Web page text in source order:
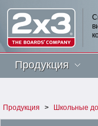
Продукция
Продукция > Школьные